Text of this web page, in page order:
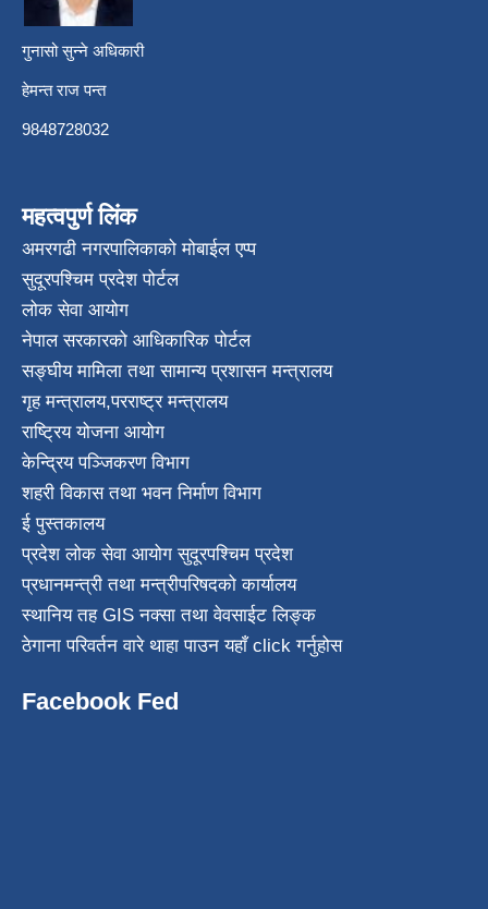
गुनासो सुन्ने अधिकारी
हेमन्त राज पन्त
9848728032
महत्वपुर्ण लिंक
अमरगढी नगरपालिकाको मोबाईल एप्प
सुदूरपश्चिम प्रदेश पोर्टल
लोक सेवा आयोग
नेपाल सरकारको आधिकारिक पोर्टल
सङ्घीय मामिला तथा सामान्य प्रशासन मन्त्रालय
गृह मन्त्रालय,परराष्ट्र मन्त्रालय
राष्ट्रिय योजना आयोग
केन्द्रिय पञ्जिकरण विभाग
शहरी विकास तथा भवन निर्माण विभाग
ई पुस्तकालय
प्रदेश लोक सेवा आयोग सुदूरपश्चिम प्रदेश
प्रधानमन्त्री तथा मन्त्रीपरिषदको कार्यालय
स्थानिय तह GIS नक्सा तथा वेवसाईट लिङ्क
ठेगाना परिवर्तन वारे थाहा पाउन यहाँ click गर्नुहोस
Facebook Fed